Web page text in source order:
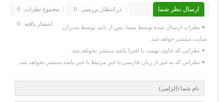
ارسال نظر شما مجموع نظرات : 0 در انتظار بررسی : 0
انتشار یافته : 0
نظرات ارسال شده توسط شما، پس از تایید توسط مدیران
سایت منتشر خواهد شد.
نظراتی که حاوی تهمت یا افترا باشد منتشر نخواهد شد.
نظراتی که به غیر از زبان فارسی یا غیر مرتبط با خبر باشد منتشر نخواهد شد.